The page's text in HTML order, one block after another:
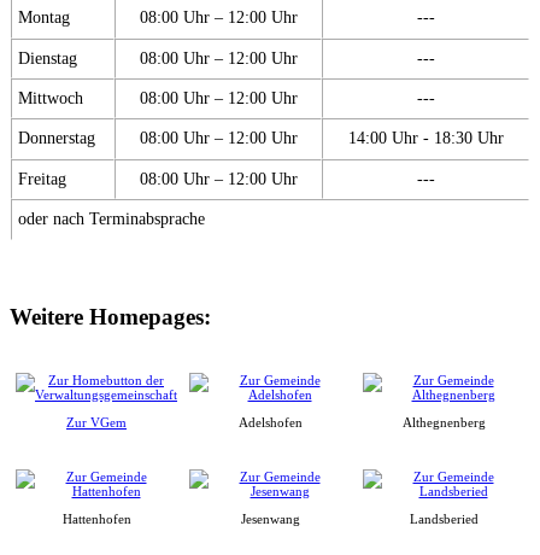
Montag 08:00 Uhr – 12:00 Uhr ---
Dienstag 08:00 Uhr – 12:00 Uhr ---
Mittwoch 08:00 Uhr – 12:00 Uhr ---
Donnerstag 08:00 Uhr – 12:00 Uhr 14:00 Uhr - 18:30 Uhr
Freitag 08:00 Uhr – 12:00 Uhr ---
oder nach Terminabsprache
Weitere Homepages:
Zur VGem Adelshofen Althegnenberg
Hattenhofen Jesenwang Landsberied